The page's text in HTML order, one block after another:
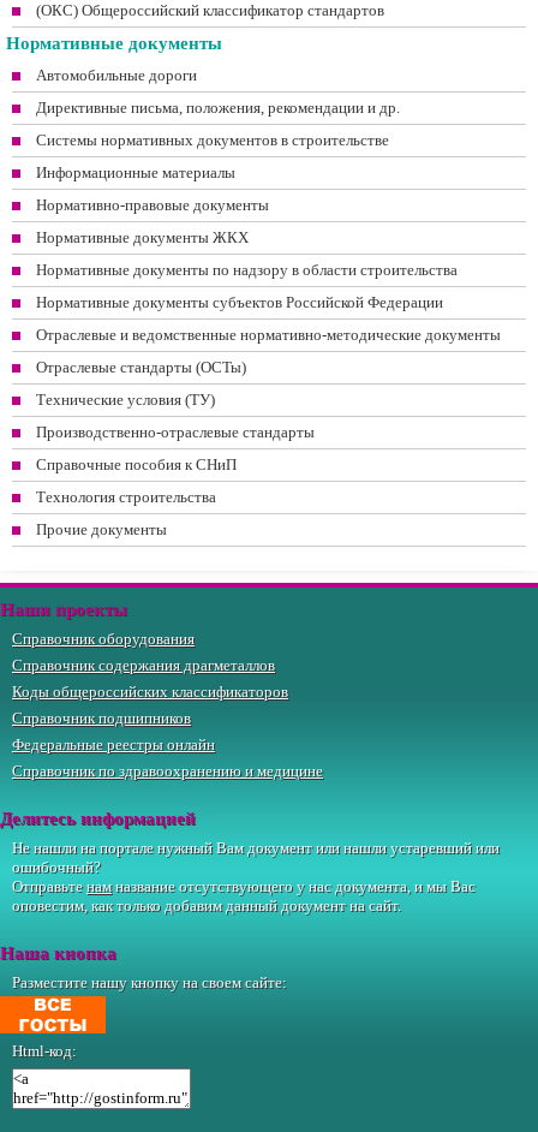
(ОКС) Общероссийский классификатор стандартов
Нормативные документы
Автомобильные дороги
Директивные письма, положения, рекомендации и др.
Системы нормативных документов в строительстве
Информационные материалы
Нормативно-правовые документы
Нормативные документы ЖКХ
Нормативные документы по надзору в области строительства
Нормативные документы субъектов Российской Федерации
Отраслевые и ведомственные нормативно-методические документы
Отраслевые стандарты (ОСТы)
Технические условия (ТУ)
Производственно-отраслевые стандарты
Справочные пособия к СНиП
Технология строительства
Прочие документы
Наши проекты
Справочник оборудования
Справочник содержания драгметаллов
Коды общероссийских классификаторов
Справочник подшипников
Федеральные реестры онлайн
Справочник по здравоохранению и медицине
Делитесь информацией
Не нашли на портале нужный Вам документ или нашли устаревший или
ошибочный?
Отправьтенамназвание отсутствующего у нас документа, и мы Вас
оповестим, как только добавим данный документ на сайт.
Наша кнопка
Разместите нашу кнопку на своем сайте:
Html-код: